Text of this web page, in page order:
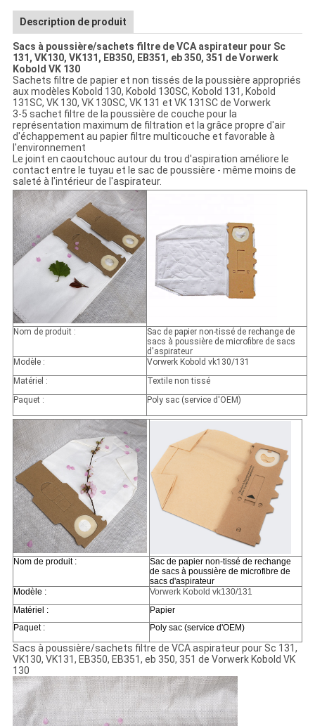
Description de produit
Sacs à poussière/sachets filtre de VCA aspirateur pour Sc
131, VK130, VK131, EB350, EB351, eb 350, 351 de Vorwerk
Kobold VK 130
Sachets filtre de papier et non tissés de la poussière appropriés
aux modèles Kobold 130, Kobold 130SC, Kobold 131, Kobold
131SC, VK 130, VK 130SC, VK 131 et VK 131SC de Vorwerk
3-5 sachet filtre de la poussière de couche pour la
représentation maximum de filtration et la grâce propre d'air
d'échappement au papier filtre multicouche et favorable à
l'environnement
Le joint en caoutchouc autour du trou d'aspiration améliore le
contact entre le tuyau et le sac de poussière - même moins de
saleté à l'intérieur de l'aspirateur.
Nom de produit :
Sac de papier non-tissé de rechange de
sacs à poussière de microfibre de sacs
d'aspirateur
Modèle :
Vorwerk Kobold vk130/131
Matériel :
Textile non tissé
Paquet :
Poly sac (service d'OEM)
Nom de produit :
Sac de papier non-tissé de rechange
de sacs à poussière de microfibre de
sacs d'aspirateur
Modèle :
Vorwerk Kobold vk130/131
Matériel :
Papier
Paquet :
Poly sac (service d'OEM)
Sacs à poussière/sachets filtre de VCA aspirateur pour Sc 131,
VK130, VK131, EB350, EB351, eb 350, 351 de Vorwerk Kobold VK
130